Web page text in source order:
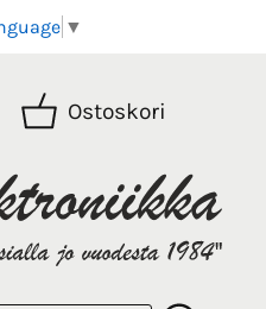
▼
Ostoskori